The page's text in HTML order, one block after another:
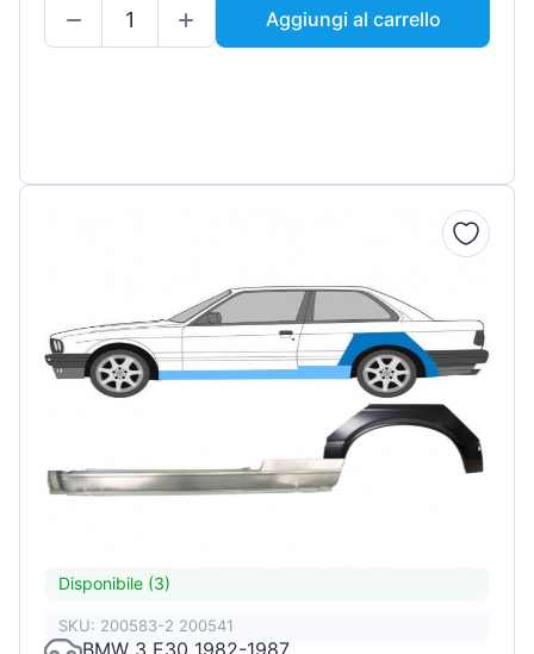
Aggiungi al carrello
Disponibile (3)
SKU: 200583-2 200541